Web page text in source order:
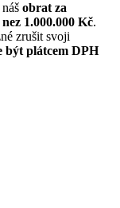
obrat za
1.000.000 Kč.
zrušit svoji
být plátcem DPH